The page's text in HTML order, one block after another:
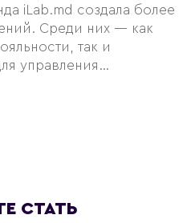
iLab.md создала более
Среди них — как
так и
управления
СТАТЬ